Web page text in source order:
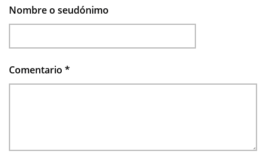
Nombre o seudónimo
Comentario *